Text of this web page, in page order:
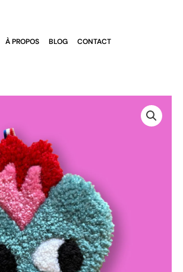
À PROPOS BLOG CONTACT